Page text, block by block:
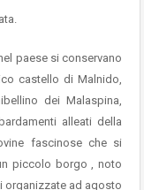
paese si conservano
castello di Malnido,
dei Malaspina,
alleati della
fascinose che si
piccolo borgo , noto
organizzate ad agosto